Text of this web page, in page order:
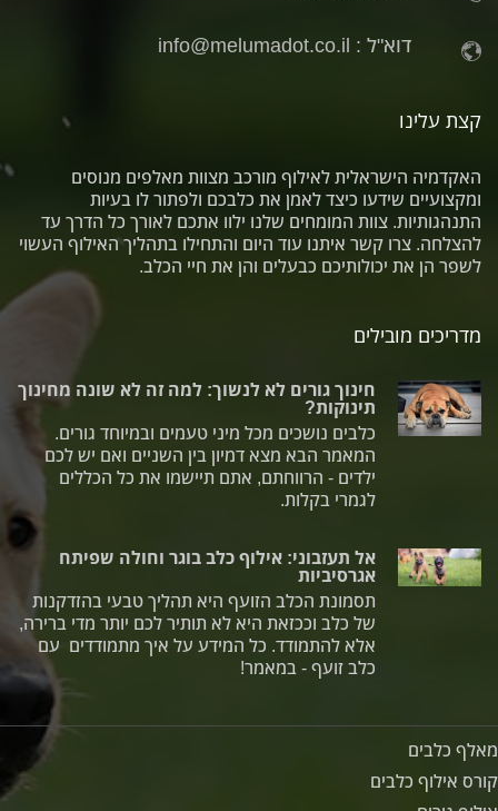
דוא"ל : info@melumadot.co.il
מדריכים מובילים
חינוך גורים לא לנשוך: למה זה לא שונה מחינוך
תינוקות?
כלבים נושכים מכל מיני טעמים ובמיוחד גורים.
המאמר הבא מצא דמיון בין השניים ואם יש לכם
ילדים - הרווחתם, אתם תיישמו את כל הכללים
לגמרי בקלות.
אל תעזבוני: אילוף כלב בוגר וחולה שפיתח
אגרסיביות
תסמונת הכלב הזועף היא תהליך טבעי בהזדקנות
של כלב וככזאת היא לא תותיר לכם יותר מדי ברירה,
אלא להתמודד. כל המידע על איך מתמודדים עם
כלב זועף - במאמר!
קצת עלינו
האקדמיה הישראלית לאילוף מורכב מצוות מאלפים מנוסים
ומקצועיים שידעו כיצד לאמן את כלבכם ולפתור לו בעיות
התנהגותיות. צוות המומחים שלנו ילוו אתכם לאורך כל הדרך עד
להצלחה. צרו קשר איתנו עוד היום והתחילו בתהליך האילוף העשוי
לשפר הן את יכולותיכם כבעלים והן את חיי הכלב.
מאלף כלבים
קורס אילוף כלבים